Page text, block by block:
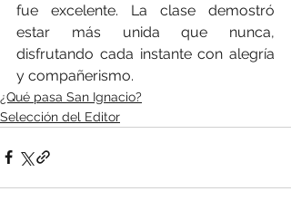
fue excelente. La clase demostró
estar más unida que nunca,
disfrutando cada instante con alegría
y compañerismo.
¿Qué pasa San Ignacio?
Selección del Editor